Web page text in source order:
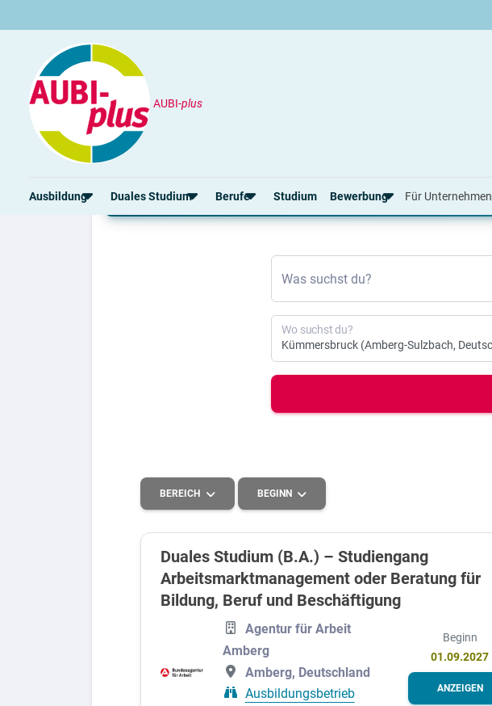
AUBI-plus
Ausbildung Duales Studium Berufe
Gut bezahlte Berufe
Kaufmännische Berufe
Berufe nach Themen
Schülerpraktikum
Berufs-Check starten
Studium Bewerbung
Anschreiben
Vorlagen
Online-Bewerbung
Vorstellungsgespräch
Bewerbungs-Check
Für Unternehmen
Duales Studium
Was suchst du?
Wo suchst du?
BEREICH
Kaufmännisches, Büro und Verwaltung
BEGINN
2027
Duales Studium (B.A.) – Studiengang
Arbeitsmarktmanagement oder Beratung für
Bildung, Beruf und Beschäftigung
Agentur für Arbeit
Amberg
Amberg, Deutschland
Ausbildungsbetrieb
Beginn
01.09.2027
ANZEIGEN